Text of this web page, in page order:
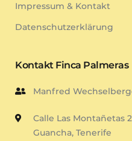
Impressum & Kontakt
Datenschutzerklärung
Kontakt Finca Palmeras
Manfred
Calle Las Montañetas
Guancha, Tenerife